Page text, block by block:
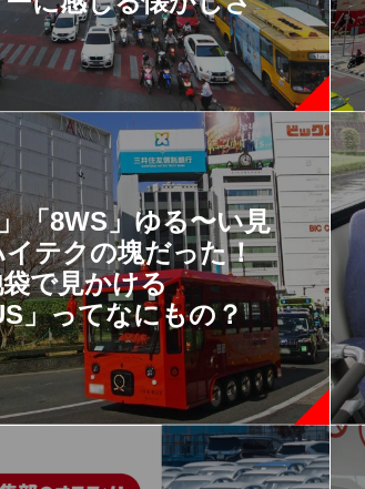
「8WS」ゆる〜い見
イテクの塊だった！
で見かける
」ってなにもの？